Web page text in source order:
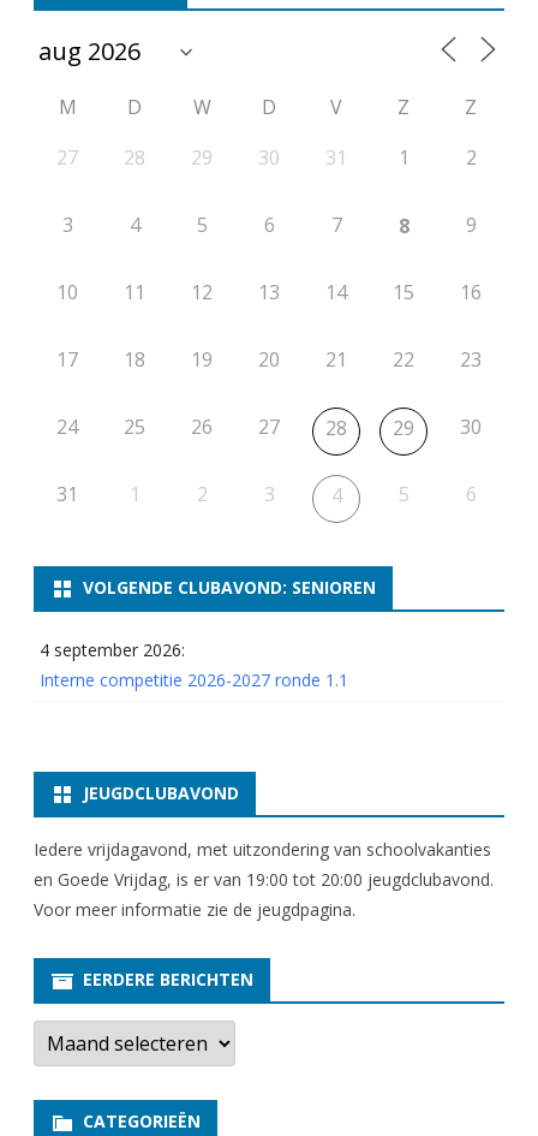
M D W D V Z
Z
27
28 29 30 31 1 2
3 4 5 6 7 8 9
10 11 12 13 14 15 16
17 18 19 20 21 22 23
24 25 26 27 28 29 30
31 1 2 3 4 5 6
VOLGENDE CLUBAVOND: SENIOREN
4 september 2026:
Interne competitie 2026-2027 ronde 1.1
JEUGDCLUBAVOND
Iedere vrijdagavond, met uitzondering van schoolvakanties
en Goede Vrijdag, is er van 19:00 tot 20:00 jeugdclubavond.
Voor meer informatie zie de jeugdpagina.
EERDERE BERICHTEN
E
r
e
CATEGORIEËN